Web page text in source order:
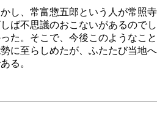
し、常富惣五郎という人が常照
ば不思議のおこないがあるので
た。そこで、今後このようなこ
に至らしめたが、ふたたび当地
る。